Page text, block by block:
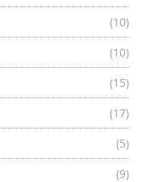
(10)
(10)
(15)
(17)
(5)
(9)